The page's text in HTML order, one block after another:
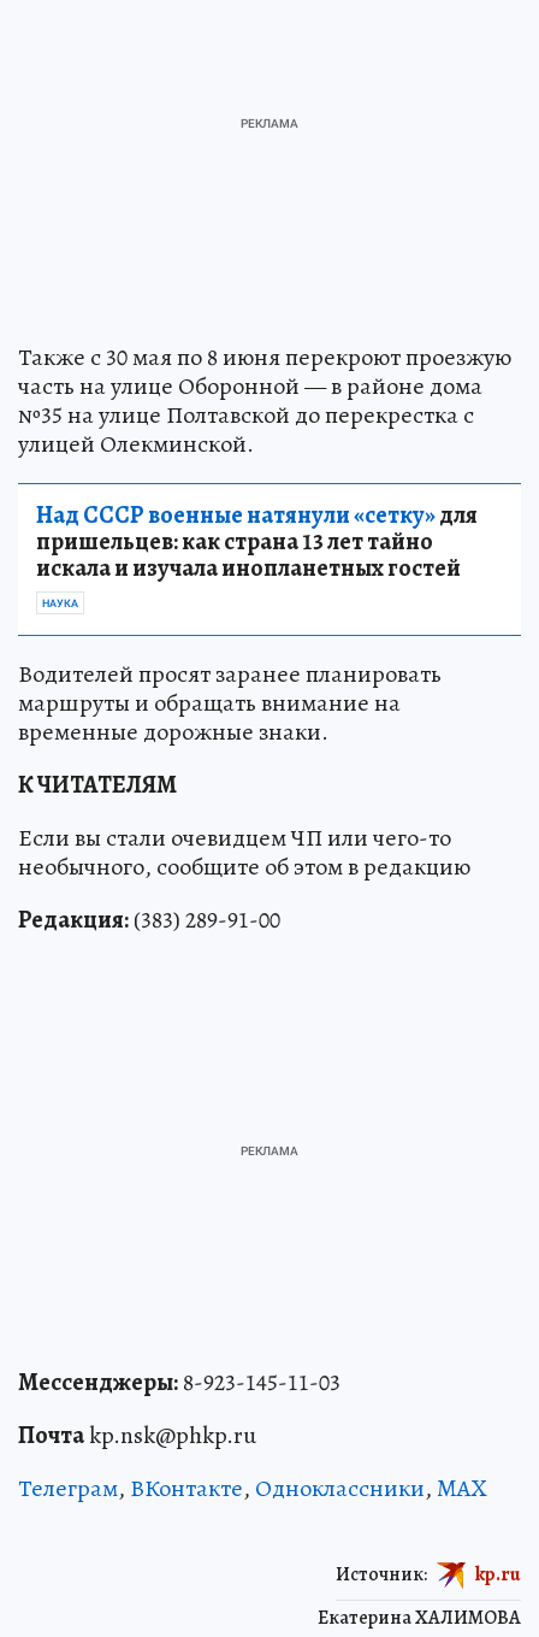
Также с 30 мая по 8 июня перекроют проезжую
часть на улице Оборонной — в районе дома
№35 на улице Полтавской до перекрестка с
улицей Олекминской.
Над СССР военные натянули «сетку»для
пришельцев: как страна 13 лет тайно
искала и изучала инопланетных гостей
НАУКА
Водителей просят заранее планировать
маршруты и обращать внимание на
временные дорожные знаки.
К ЧИТАТЕЛЯМ
Если вы стали очевидцем ЧП или чего-то
необычного, сообщите об этом в редакцию
Редакция:(383) 289-91-00
Мессенджеры:8-923-145-11-03
Почтаkp.nsk@phkp.ru
Телеграм, ВКонтакте, Одноклассники,MAX
Екатерина ХАЛИМОВА
Источник: kp.ru